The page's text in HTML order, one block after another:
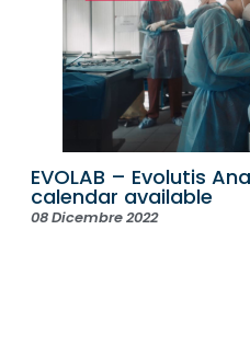
EVOLAB – Evolutis
calendar available
08 Dicembre 2022